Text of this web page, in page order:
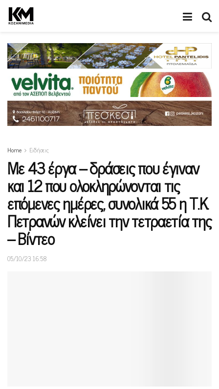
Home Ειδήσεις
Με 43 έργα – δράσεις που έγιναν
και 12 που ολοκληρώνονται τις
επόμενες ημέρες, συνολικά 55 η Τ.Κ.
Πετρανών κλείνει την τετραετία της
– Βίντεο
05/10/23 16:58